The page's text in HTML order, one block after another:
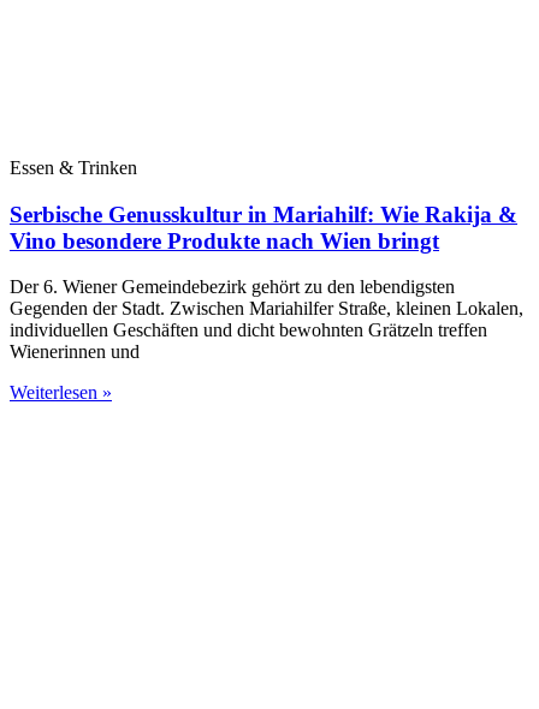
Essen & Trinken
Serbische Genusskultur in Mariahilf: Wie Rakija &
Vino besondere Produkte nach Wien bringt
Der 6. Wiener Gemeindebezirk gehört zu den lebendigsten
Gegenden der Stadt. Zwischen Mariahilfer Straße, kleinen Lokalen,
individuellen Geschäften und dicht bewohnten Grätzeln treffen
Wienerinnen und
Weiterlesen »